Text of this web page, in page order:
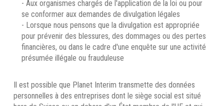
- Aux organismes chargés de l'application de la loi ou pour
se conformer aux demandes de divulgation légales
- Lorsque nous pensons que la divulgation est appropriée
pour prévenir des blessures, des dommages ou des pertes
financières, ou dans le cadre d'une enquête sur une activité
présumée illégale ou frauduleuse
Il est possible que Planet Interim transmette des données
personnelles à des entreprises dont le siège social est situé